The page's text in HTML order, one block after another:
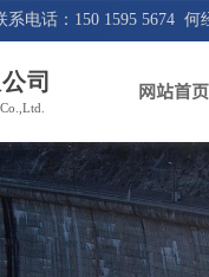
电话：150 1595 5674 何
司 网站首页